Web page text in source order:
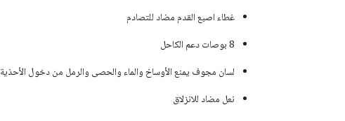
غطاء اصبع القدم مضاد للتصادم
8 بوصات دعم الكاحل
لسان مجوف يمنع الأوساخ والماء والحصى والرمل من دخول الأحذية
نعل مضاد للانزلاق